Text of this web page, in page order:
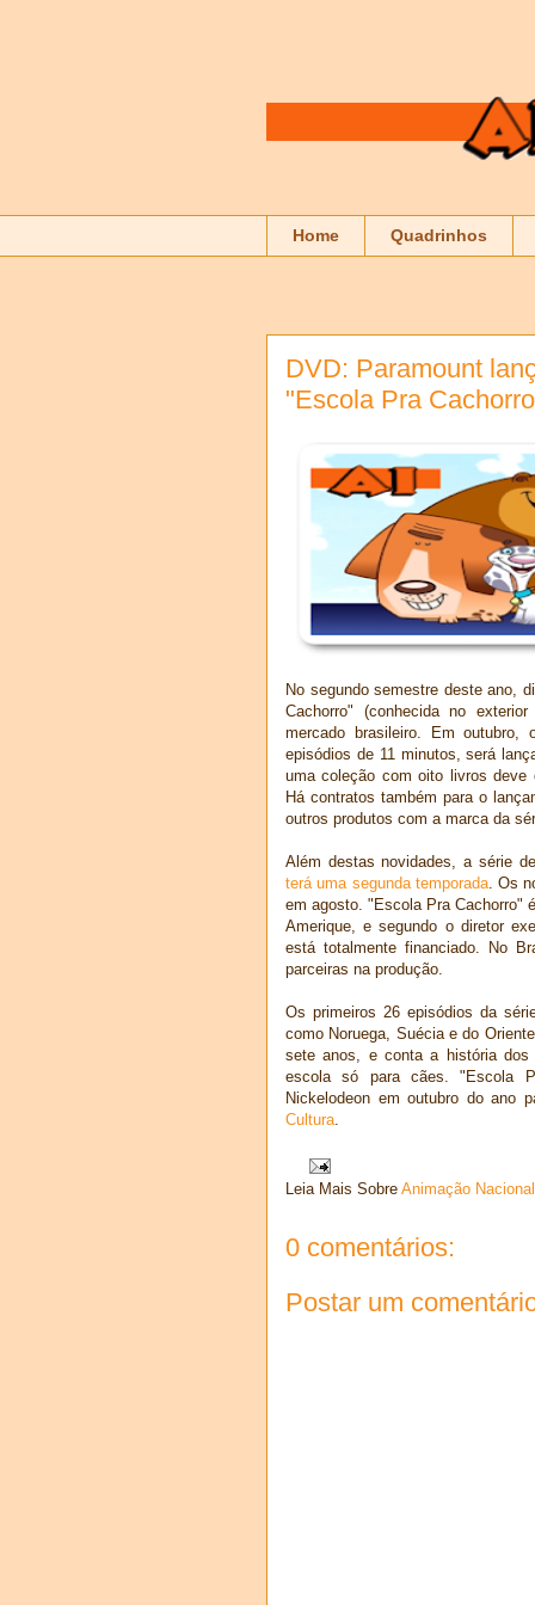
Home Quadrinhos
DVD: Paramount
"Escola Pra
No segundo semestre deste ano,
Cachorro" (conhecida no
mercado brasileiro. Em
episódios de 11 minutos, será
uma coleção com oito livros deve
Há contratos também para o
outros produtos com a marca da
Além destas novidades, a série
terá uma segunda temporada. Os
em agosto. "Escola Pra Cachorro"
Amerique, e segundo o diretor
está totalmente financiado. No
parceiras na produção.
Os primeiros 26 episódios da
como Noruega, Suécia e do
sete anos, e conta a história
escola só para cães. "Escola
Nickelodeon em outubro do ano
Cultura
Leia Mais Sobre Animação Nacional
0 comentários:
Postar um